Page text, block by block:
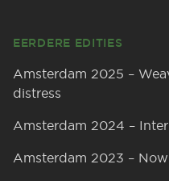
EERDERE EDITIES
Amsterdam 2025 –
distress
Amsterdam 2024 –
Amsterdam 2023 –